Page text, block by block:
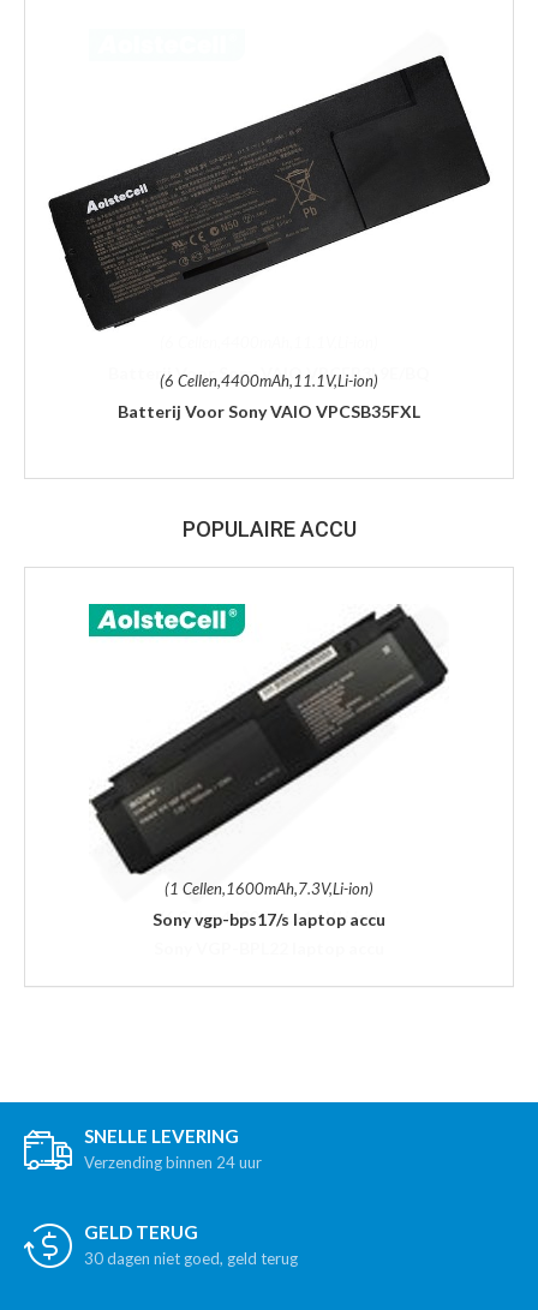
(6 Cellen,4400mAh,11.1V,Li-ion)
Batterij Voor Sony VAIO VPCSB35FXL
POPULAIRE ACCU
(1 Cellen,1600mAh,7.3V,Li-ion)
Sony vgp-bps17/s laptop accu
SNELLE LEVERING
Verzending binnen 24 uur
GELD TERUG
30 dagen niet goed, geld terug